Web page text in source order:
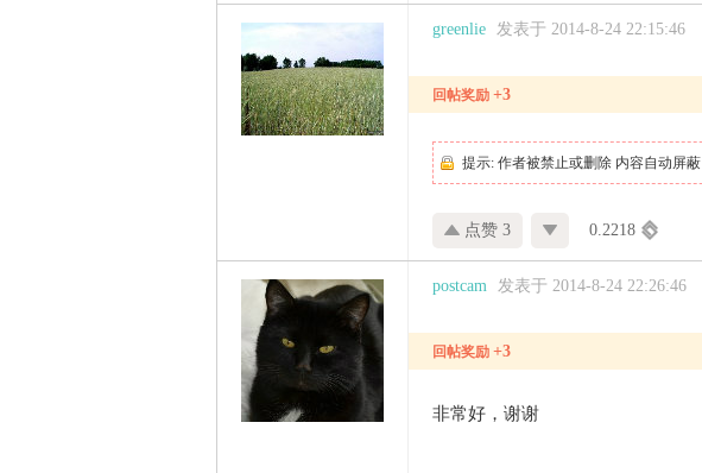
greenlie 发表于 2014-8-24 22:15:46
回帖奖励 +3
提示: 作者被禁止或删除 内容自动屏蔽
点赞 3 0.2218
postcam 发表于 2014-8-24 22:26:46
回帖奖励 +3
非常好，谢谢